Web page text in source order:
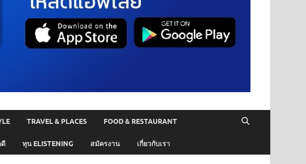
TRAVEL & PLACES FOOD & RESTAURANT
ดี ทุน ELISTENING สมัครงาน เกี่ยวกับเรา